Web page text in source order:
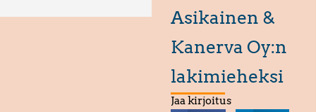
Asikainen &
Kanerva Oy:n
lakimieheksi
Jaa kirjoitus